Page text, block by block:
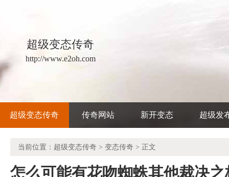
超级变态传奇
http://www.e2oh.com
超级变态传奇 传奇网站 新开变态 超级发
当前位置： 超级变态传奇 > 变态传奇 > 正文
怎么可能有花吻蜘蛛其他裁决之